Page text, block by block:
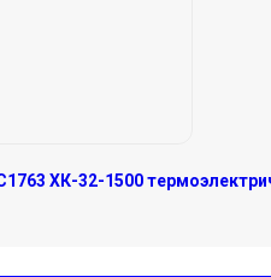
ХК-32-1500